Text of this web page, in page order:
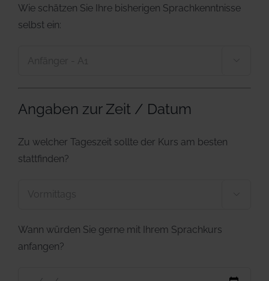
Wie schätzen Sie Ihre bisherigen Sprachkenntnisse
selbst ein:
Angaben zur Zeit / Datum
Zu welcher Tageszeit sollte der Kurs am besten
stattfinden?
Wann würden Sie gerne mit Ihrem Sprachkurs
anfangen?